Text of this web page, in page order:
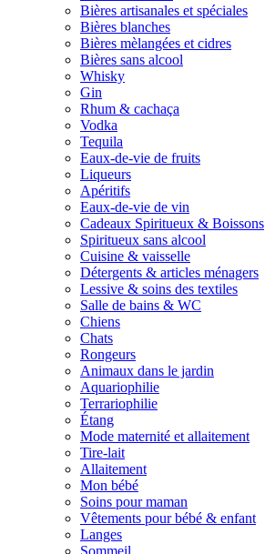
Bières artisanales et spéciales
Bières blanches
Bières mèlangées et cidres
Bières sans alcool
Whisky
Gin
Rhum & cachaça
Vodka
Tequila
Eaux-de-vie de fruits
Liqueurs
Apéritifs
Eaux-de-vie de vin
Cadeaux Spiritueux & Boissons
Spiritueux sans alcool
Cuisine & vaisselle
Détergents & articles ménagers
Lessive & soins des textiles
Salle de bains & WC
Chiens
Chats
Rongeurs
Animaux dans le jardin
Aquariophilie
Terrariophilie
Étang
Mode maternité et allaitement
Tire-lait
Allaitement
Mon bébé
Soins pour maman
Vêtements pour bébé & enfant
Langes
Sommeil